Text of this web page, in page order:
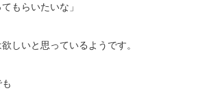
もらいたいな」
しいと思っているようです。